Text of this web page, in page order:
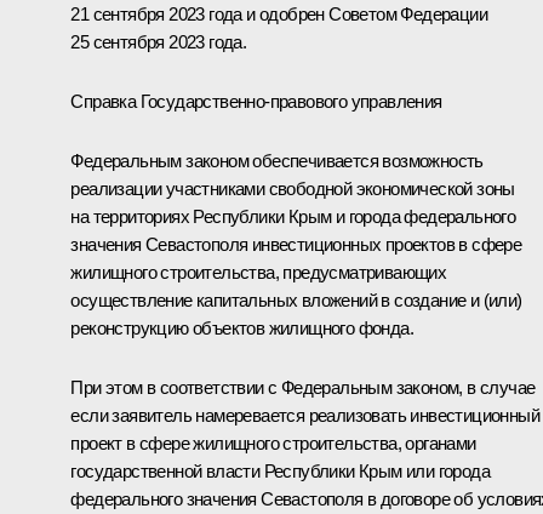
21 сентября 2023 года и одобрен Советом Федерации
25 сентября 2023 года.
Справка Государственно-правового управления
Федеральным законом обеспечивается возможность
реализации участниками свободной экономической зоны
на территориях Республики Крым и города федерального
значения Севастополя инвестиционных проектов в сфере
жилищного строительства, предусматривающих
осуществление капитальных вложений в создание и (или)
реконструкцию объектов жилищного фонда.
При этом в соответствии с Федеральным законом, в случае
если заявитель намеревается реализовать инвестиционный
проект в сфере жилищного строительства, органами
государственной власти Республики Крым или города
федерального значения Севастополя в договоре об